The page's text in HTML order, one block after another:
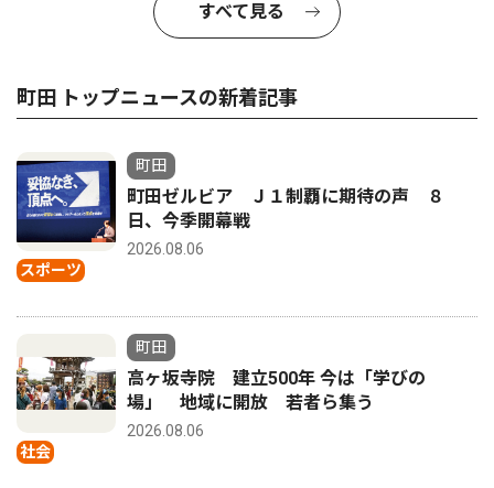
すべて見る
町田 トップニュースの新着記事
スポーツ
町田
町田ゼルビア Ｊ１制覇に期待の声 ８
日、今季開幕戦
2026.08.06
社会
町田
高ヶ坂寺院 建立500年 今は「学びの
場」 地域に開放 若者ら集う
2026.08.06